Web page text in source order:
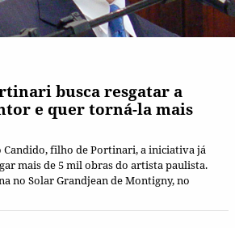
busca resgatar a
e quer torná-la mais
Candido, filho de Portinari, a iniciativa já
mais de 5 mil obras do artista paulista.
no Solar Grandjean de Montigny, no